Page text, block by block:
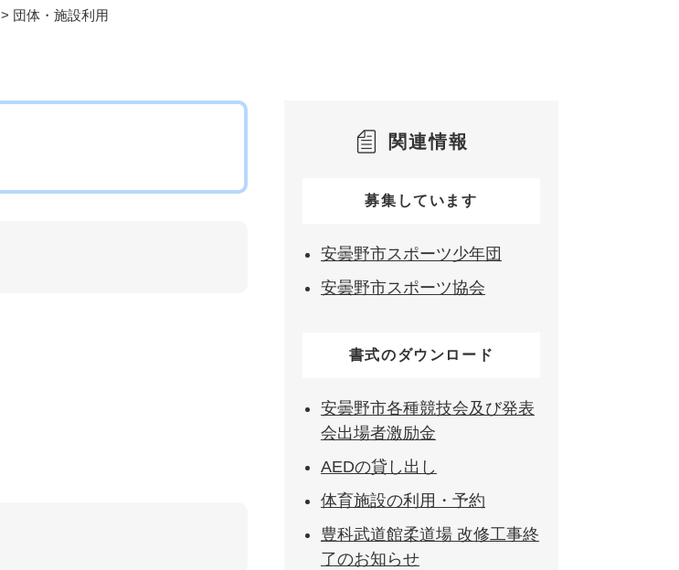
> 団体・施設利用
関連情報
募集しています
安曇野市スポーツ少年団
安曇野市スポーツ協会
書式のダウンロード
安曇野市各種競技会及び発表
会出場者激励金
AEDの貸し出し
体育施設の利用・予約
豊科武道館柔道場 改修工事終
了のお知らせ